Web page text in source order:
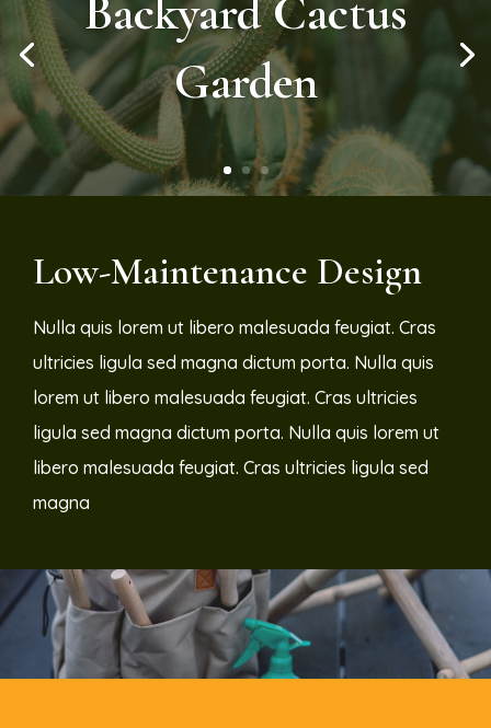
Backyard Cactus
Garden
Low-Maintenance Design
Nulla quis lorem ut libero malesuada feugiat. Cras
ultricies ligula sed magna dictum porta. Nulla quis
lorem ut libero malesuada feugiat. Cras ultricies
ligula sed magna dictum porta. Nulla quis lorem ut
libero malesuada feugiat. Cras ultricies ligula sed
magna